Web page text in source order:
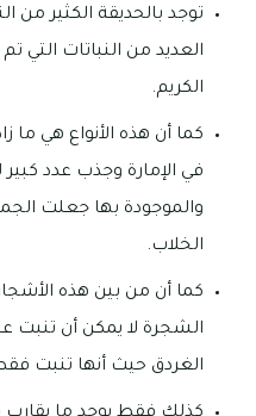
توجد بالحديقة الكثير من
العديد من النباتات التي
الكريم.
كما أن هذه الأنواع هي ما
في الإمارة وجذب عدد كبير
والموجودة بها جعلت
الخلاب.
كما أن من بين هذه
الشجرة لا يمكن أن تنبت
الغردق حيث أنها تنبت